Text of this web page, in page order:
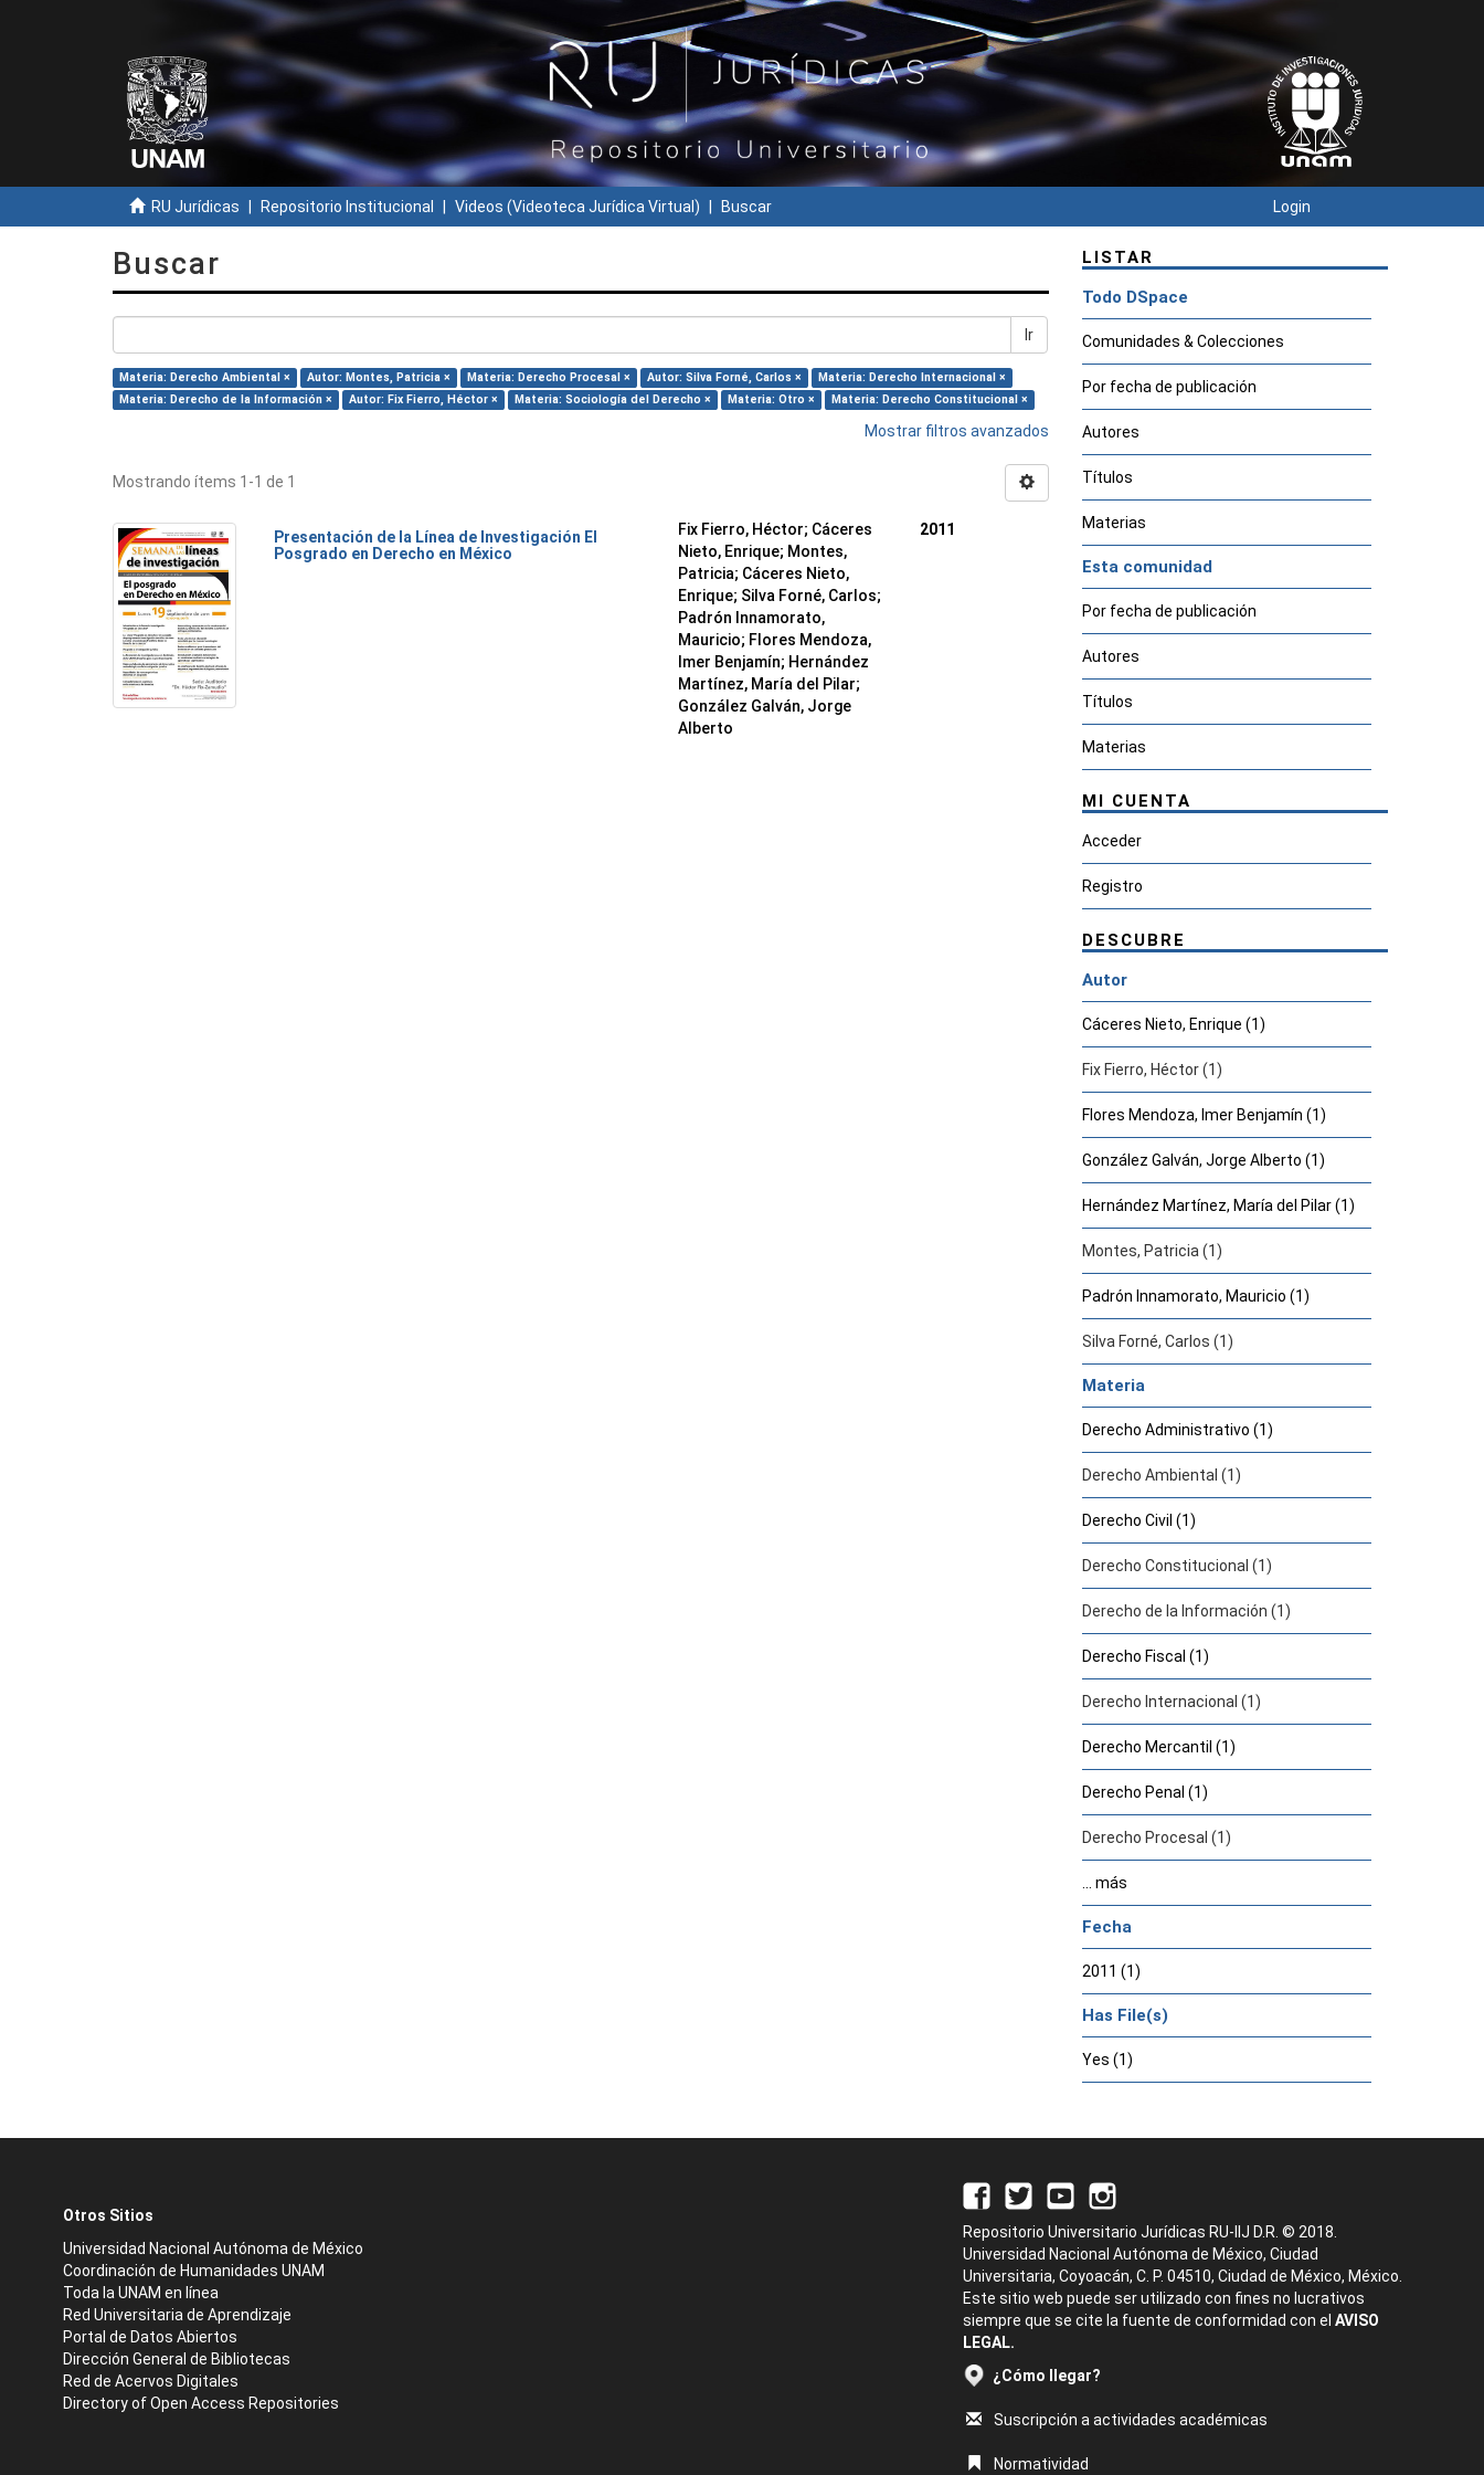
RU Jurídicas Repositorio Institucional Videos (Videoteca Jurídica Virtual) Buscar Login
Buscar
Ir
Materia: Derecho Ambiental × Autor: Montes, Patricia × Materia: Derecho Procesal × Autor: Silva Forné, Carlos ×
Materia: Derecho Internacional ×
Materia: Derecho de la Información ×
Autor: Fix Fierro, Héctor × Materia: Sociología del Derecho × Materia: Otro × Materia: Derecho Constitucional ×
Mostrar filtros avanzados
Mostrando ítems 1-1 de 1
Presentación de la Línea de Investigación El
Posgrado en Derecho en México
Fix Fierro, Héctor; Cáceres
Nieto, Enrique; Montes,
Patricia; Cáceres Nieto,
Enrique; Silva Forné, Carlos;
Padrón Innamorato,
Mauricio; Flores Mendoza,
Imer Benjamín; Hernández
Martínez, María del Pilar;
González Galván, Jorge
Alberto
2011
LISTAR
Todo DSpace
Comunidades & Colecciones
Por fecha de publicación
Autores
Títulos
Materias
Esta comunidad
Por fecha de publicación
Autores
Títulos
Materias
MI CUENTA
Acceder
Registro
DESCUBRE
Autor
Cáceres Nieto, Enrique (1)
Fix Fierro, Héctor (1)
Flores Mendoza, Imer Benjamín (1)
González Galván, Jorge Alberto (1)
Hernández Martínez, María del Pilar (1)
Montes, Patricia (1)
Padrón Innamorato, Mauricio (1)
Silva Forné, Carlos (1)
Materia
Derecho Administrativo (1)
Derecho Ambiental (1)
Derecho Civil (1)
Derecho Constitucional (1)
Derecho de la Información (1)
Derecho Fiscal (1)
Derecho Internacional (1)
Derecho Mercantil (1)
Derecho Penal (1)
Derecho Procesal (1)
... más
Fecha
2011 (1)
Has File(s)
Yes (1)
Otros Sitios
Universidad Nacional Autónoma de México
Coordinación de Humanidades UNAM
Toda la UNAM en línea
Red Universitaria de Aprendizaje
Portal de Datos Abiertos
Dirección General de Bibliotecas
Red de Acervos Digitales
Directory of Open Access Repositories
Repositorio Universitario Jurídicas RU-IIJ D.R. © 2018.
Universidad Nacional Autónoma de México, Ciudad
Universitaria, Coyoacán, C. P. 04510, Ciudad de México, México.
Este sitio web puede ser utilizado con fines no lucrativos
siempre que se cite la fuente de conformidad con el AVISO
LEGAL.
¿Cómo llegar?
Suscripción a actividades académicas
Normatividad